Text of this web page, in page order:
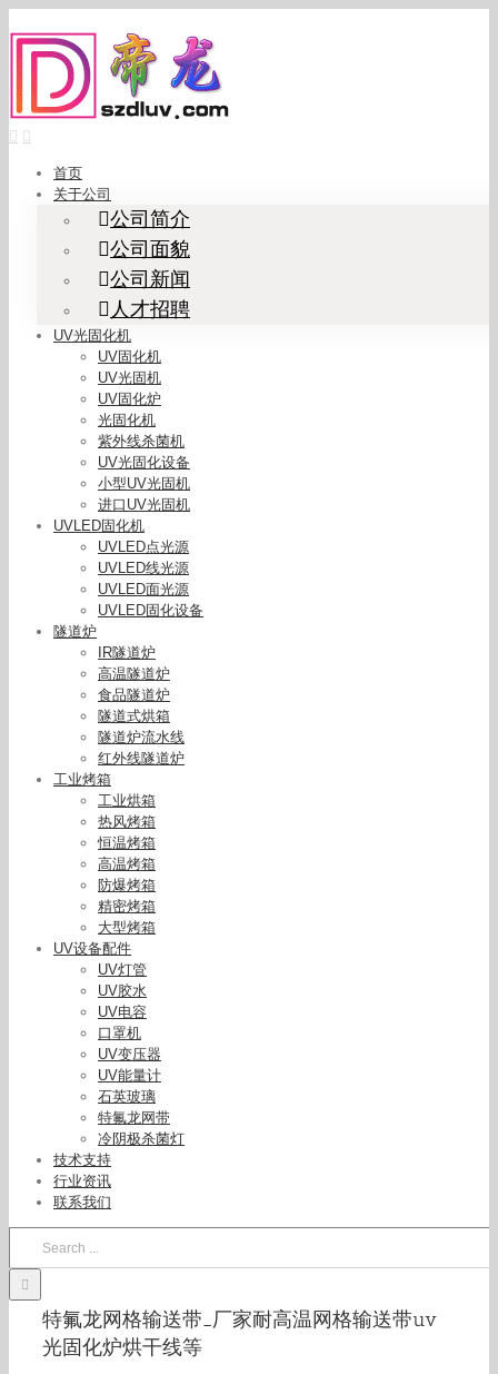
to
content
首页
关于公司
公司简介
公司面貌
公司新闻
人才招聘
UV光固化机
UV固化机
UV光固机
UV固化炉
光固化机
紫外线杀菌机
UV光固化设备
小型UV光固机
进口UV光固机
UVLED固化机
UVLED点光源
UVLED线光源
UVLED面光源
UVLED固化设备
隧道炉
IR隧道炉
高温隧道炉
食品隧道炉
隧道式烘箱
隧道炉流水线
红外线隧道炉
工业烤箱
工业烘箱
热风烤箱
恒温烤箱
高温烤箱
防爆烤箱
精密烤箱
大型烤箱
UV设备配件
UV灯管
UV胶水
UV电容
口罩机
UV变压器
UV能量计
石英玻璃
特氟龙网带
冷阴极杀菌灯
技术支持
行业资讯
联系我们
特氟龙网格输送带_厂家耐高温网格输送带uv
光固化炉烘干线等